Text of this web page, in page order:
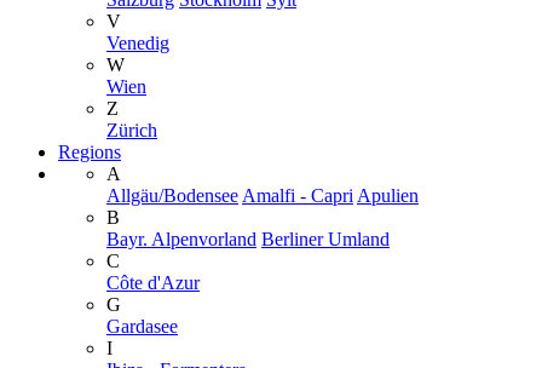
V
Venedig
W
Wien
Z
Zürich
Regions
A
Allgäu/Bodensee Amalfi - Capri Apulien
B
Bayr. Alpenvorland Berliner Umland
C
Côte d'Azur
G
Gardasee
I